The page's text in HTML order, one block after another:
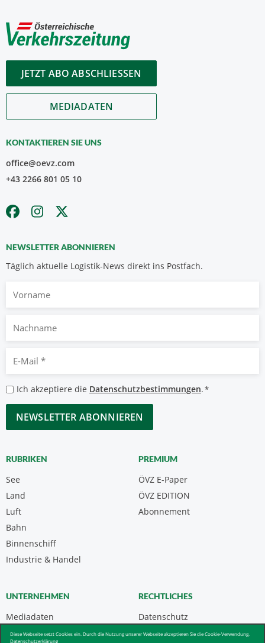
Diese Webseite setzt Cookies ein. Durch die Nutzung unserer Webseite akzeptieren Sie die Cookie-Verwendung.
Datenschutzerklärung
JETZT ABO ABSCHLIESSEN
MEDIADATEN
KONTAKTIEREN SIE UNS
office@oevz.com
+43 2266 801 05 10
NEWSLETTER ABONNIEREN
Täglich aktuelle Logistik-News direkt ins Postfach.
Vorname
Nachname
Mail
*
Datenschutzbestimmungen
*
Ich akzeptiere die Datenschutzbestimmungen.*
CAPTCHA
RUBRIKEN
See
Land
Luft
Bahn
Binnenschiff
Industrie & Handel
PREMIUM
ÖVZ E-Paper
Abonnement
ÖVZ EDITION
UNTERNEHMEN
Mediadaten
Kontakt
RECHTLICHES
Datenschutz
Impressum